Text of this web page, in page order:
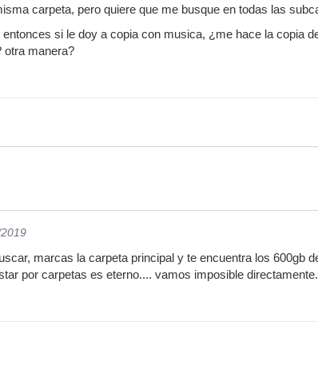
carpeta, pero quiere que me busque en todas las
si le doy a copia con musica, ¿me hace la copia
otra manera?
marcas la carpeta principal y te encuentra los 600gb
por carpetas es eterno.... vamos imposible